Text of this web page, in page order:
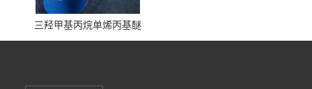
三羟甲基丙烷单烯丙基醚